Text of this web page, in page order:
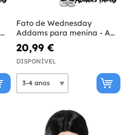
Fato de Wednesday
Addams para menina - A
Família Addams
20,99 €
DISPONÍVEL